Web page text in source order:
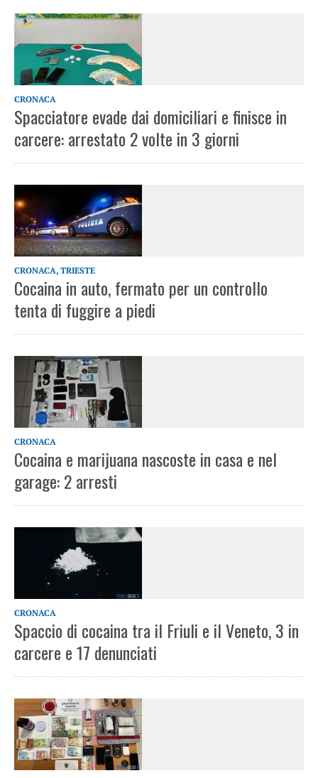
CRONACA
Spacciatore evade dai domiciliari e finisce in
carcere: arrestato 2 volte in 3 giorni
CRONACA, TRIESTE
Cocaina in auto, fermato per un controllo
tenta di fuggire a piedi
CRONACA
Cocaina e marijuana nascoste in casa e nel
garage: 2 arresti
CRONACA
Spaccio di cocaina tra il Friuli e il Veneto, 3 in
carcere e 17 denunciati